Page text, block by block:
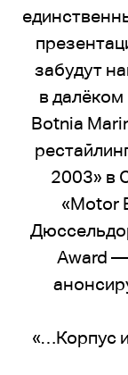
забудут
в
Botnia
2003» в
«Motor
Award
«…Корпус